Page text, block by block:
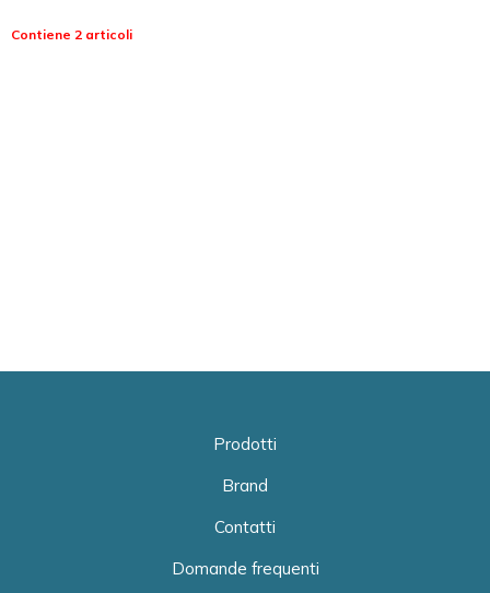
Contiene 2 articoli
Prodotti
Brand
Contatti
Domande frequenti